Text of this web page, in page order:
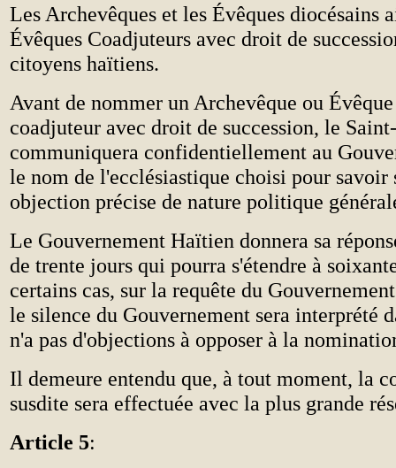
Les Archevêques et les Évêques diocésains
Évêques Coadjuteurs avec droit de
citoyens haïtiens.
Avant de nommer un Archevêque ou
coadjuteur avec droit de succession, le
communiquera confidentiellement au
le nom de l'ecclésiastique choisi pour savoir
objection précise de nature politique
Le Gouvernement Haïtien donnera sa
de trente jours qui pourra s'étendre à
certains cas, sur la requête du
le silence du Gouvernement sera interprété
n'a pas d'objections à opposer à la
Il demeure entendu que, à tout moment, la
susdite sera effectuée avec la plus grande
Article 5: